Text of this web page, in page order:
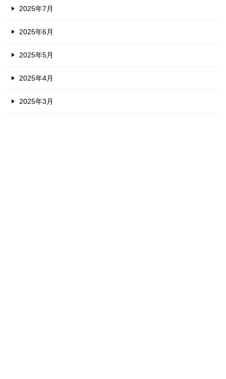
2025年7月
2025年6月
2025年5月
2025年4月
2025年3月